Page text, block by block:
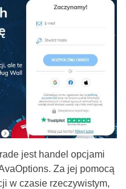
jest handel opcjami
Za jej pomocą
w czasie rzeczywistym,